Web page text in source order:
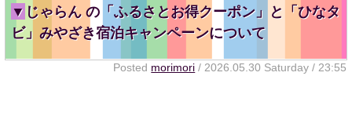
▼ じゃらん の「ふるさとお得クーポン」と「ひなタ
ビ」みやざき宿泊キャンペーンについて
Posted morimori / 2026.05.30 Saturday / 23:55